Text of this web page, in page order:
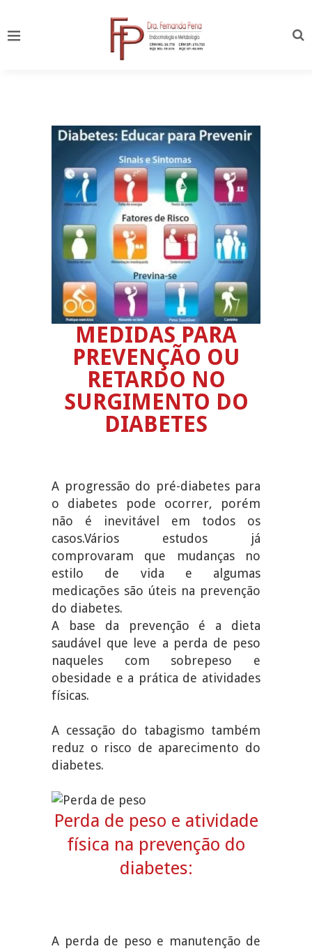
MEDIDAS PARA
PREVENÇÃO OU
RETARDO NO
SURGIMENTO DO
DIABETES
A progressão do pré-diabetes para
o diabetes pode ocorrer, porém
não é inevitável em todos os
casos.Vários estudos já
comprovaram que mudanças no
estilo de vida e algumas
medicações são úteis na prevenção
do diabetes.
A base da prevenção é a dieta
saudável que leve a perda de peso
naqueles com sobrepeso e
obesidade e a prática de atividades
físicas.
A cessação do tabagismo também
reduz o risco de aparecimento do
diabetes.
Perda de peso e atividade
física na prevenção do
diabetes:
A perda de peso e manutenção de